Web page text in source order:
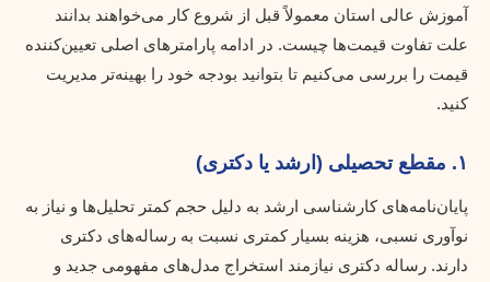
آموزش عالی استان معمولاً قبل از شروع کار می‌خواهند بدانند
علت تفاوت قیمت‌ها چیست. در ادامه پارامترهای اصلی تعیین‌کننده
قیمت را بررسی می‌کنیم تا بتوانید بودجه خود را بهینه‌تر مدیریت
کنید.
۱. مقطع تحصیلی (ارشد یا دکتری)
پایان‌نامه‌های کارشناسی ارشد به دلیل حجم کمتر تحلیل‌ها و نیاز به
نوآوری نسبی، هزینه بسیار کمتری نسبت به رساله‌های دکتری
دارند. رساله دکتری نیازمند استخراج مدل‌های مفهومی جدید و